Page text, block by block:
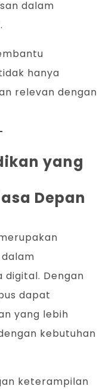
dalam
hanya
relevan dengan
yang
Depan
digital. Dengan
dapat
yang lebih
kebutuhan
keterampilan